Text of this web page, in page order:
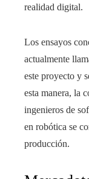
realidad digital.
Los ensayos
actualmente
este proyecto y
esta manera, la
ingenieros de
en robótica se
producción.